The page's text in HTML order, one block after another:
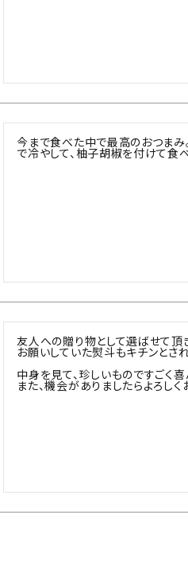
今まで食べた中で最高のおつまみ
で冷やして、柚子胡椒を付けて食
友人への贈り物として選ばせて頂
お願いしていた熨斗もキチンとさ
中身を見て、珍しいものですごく喜